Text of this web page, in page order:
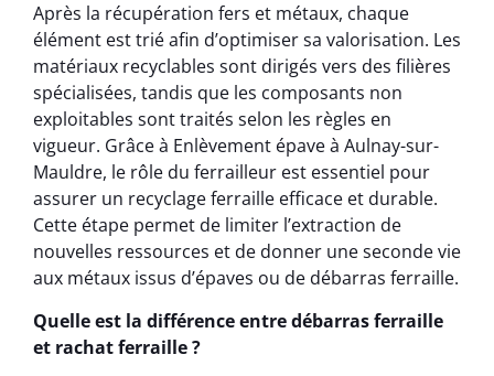
Après la récupération fers et métaux, chaque
élément est trié afin d’optimiser sa valorisation. Les
matériaux recyclables sont dirigés vers des filières
spécialisées, tandis que les composants non
exploitables sont traités selon les règles en
vigueur. Grâce à Enlèvement épave à Aulnay-sur-
Mauldre, le rôle du ferrailleur est essentiel pour
assurer un recyclage ferraille efficace et durable.
Cette étape permet de limiter l’extraction de
nouvelles ressources et de donner une seconde vie
aux métaux issus d’épaves ou de débarras ferraille.
Quelle est la différence entre débarras ferraille
et rachat ferraille ?